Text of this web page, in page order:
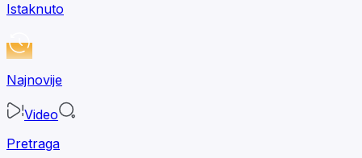
Istaknuto
Najnovije
Video
Pretraga